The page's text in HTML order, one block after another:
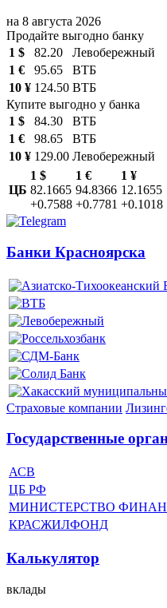
на 8 августа 2026
Продайте выгодно банку
1 $
82.20
Левобережный
1 €
95.65
ВТБ
10 ¥ 124.50 ВТБ
Купите выгодно у банка
1 $
84.30
ВТБ
1 €
98.65
ВТБ
10 ¥ 129.00 Левобережный
ЦБ
1 $
82.1665
+0.7588
1 €
94.8366
+0.7781
1 ¥
12.1655
+0.1018
Банки Красноярска
Страховые компании
Государственные
АСВ
ЦБ РФ
МИНИСТЕРСТВО
КРАСЖИЛФОНД
Калькулятор
вклады